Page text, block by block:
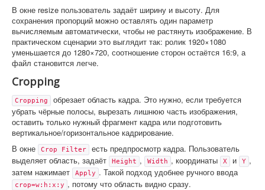
В окне resize пользователь задаёт ширину и высоту. Для
сохранения пропорций можно оставлять один параметр
вычисляемым автоматически, чтобы не растянуть изображение. В
практическом сценарии это выглядит так: ролик 1920×1080
уменьшается до 1280×720, соотношение сторон остаётся 16:9, а
файл становится легче.
Cropping
Cropping
обрезает область кадра. Это нужно, если требуется
убрать чёрные полосы, вырезать лишнюю часть изображения,
оставить только нужный фрагмент кадра или подготовить
вертикальное/горизонтальное кадрирование.
В окне
Crop Filter
есть предпросмотр кадра. Пользователь
выделяет область, задаёт
Height , Width , координаты X и Y ,
затем нажимает
Apply . Такой подход удобнее ручного ввода
crop=w:h:x:y , потому что область видно сразу.